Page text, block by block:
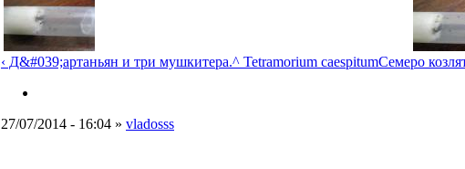
‹ Д&#039;артаньян и три мушкитера.^ Tetramorium caespitumСемеро
27/07/2014 - 16:04 » vladosss